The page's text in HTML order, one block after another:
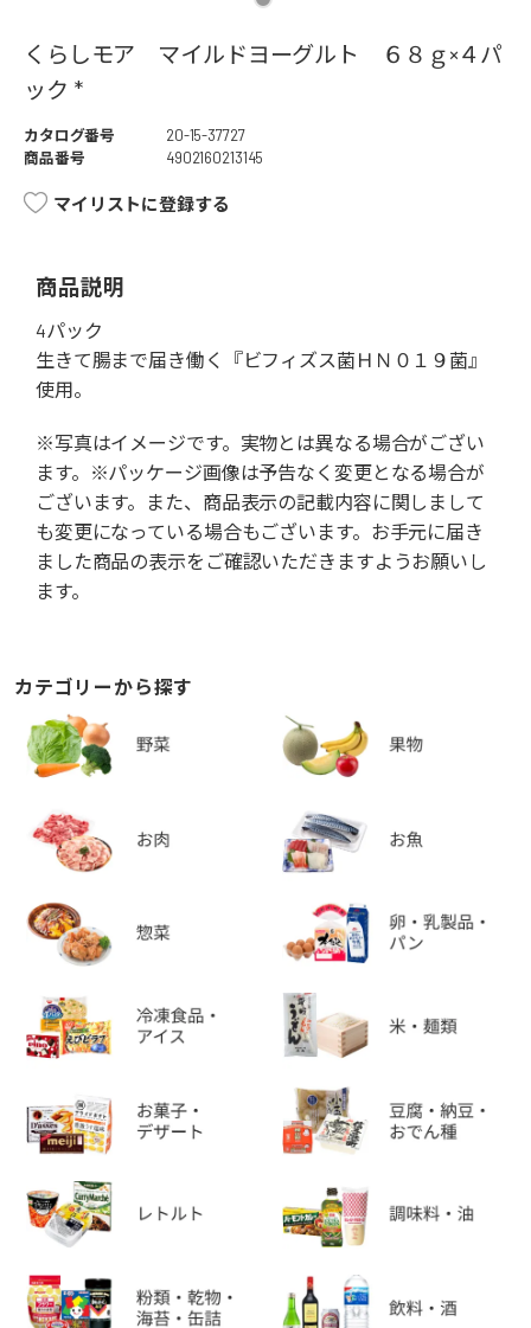
くらしモア マイルドヨーグルト ６８ｇ×４パ
ック *
カタログ番号
20-15-37727
商品番号
4902160213145
マイリストに登録する
商品説明
4パック
生きて腸まで届き働く『ビフィズス菌ＨＮ０１９菌』
使用。
※写真はイメージです。実物とは異なる場合がござい
ます。※パッケージ画像は予告なく変更となる場合が
ございます。また、商品表示の記載内容に関しまして
も変更になっている場合もございます。お手元に届き
ました商品の表示をご確認いただきますようお願いし
ます。
カテゴリーから探す